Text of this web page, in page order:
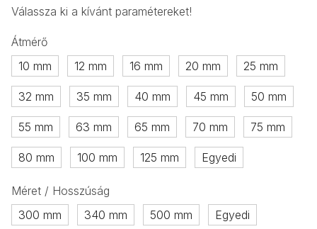
Válassza ki a kívánt paramétereket!
Átmérő
10 mm
12 mm 16 mm 20 mm 25 mm
32 mm 35 mm 40 mm 45 mm 50 mm
55 mm 63 mm 65 mm 70 mm 75 mm
80 mm 100 mm 125 mm Egyedi
Méret / Hosszúság
300 mm
340 mm 500 mm Egyedi